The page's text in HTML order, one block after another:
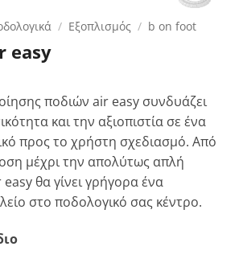
/ Εξοπλισμός / b on foot
easy
ποδιών air easy συνδυάζει
και την αξιοπιστία σε ένα
προς το χρήστη σχεδιασμό. Από
μέχρι την απολύτως απλή
θα γίνει γρήγορα ένα
στο ποδολογικό σας κέντρο.